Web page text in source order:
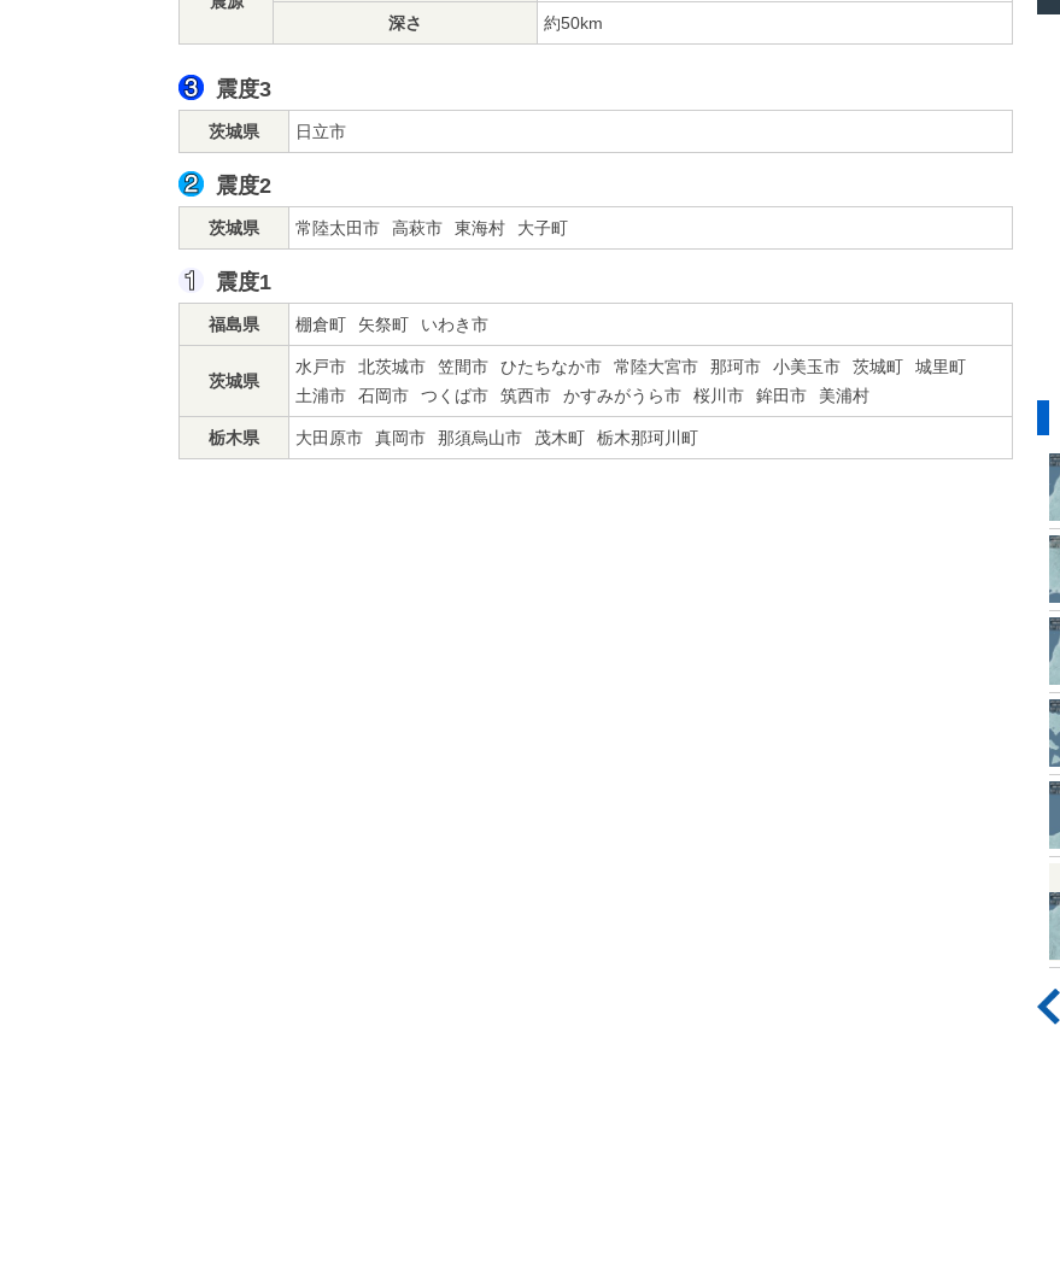
深さ
約50km
震度3
茨城県 日立市
震度2
茨城県 常陸太田市 高萩市 東海村 大子町
震度1
福島県 棚倉町 矢祭町 いわき市
茨城県
水戸市 北茨城市 笠間市 ひたちなか市 常陸大宮市 那珂市 小美玉市 茨城町
城里町
土浦市
石岡市 つくば市 筑西市 かすみがうら市 桜川市 鉾田市 美浦村
栃木県 大田原市 真岡市 那須烏山市 茂木町 栃木那珂川町